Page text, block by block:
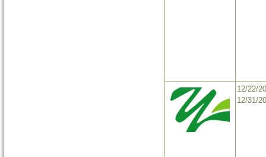
12/22/
12/31/